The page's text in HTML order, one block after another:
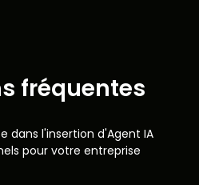
fréquentes
dans l'insertion d'Agent IA
pour votre entreprise